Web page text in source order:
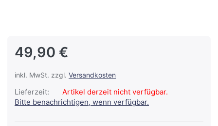
49,90 €
inkl. MwSt. zzgl. Versandkosten
Lieferzeit:
Artikel derzeit nicht verfügbar.
Bitte benachrichtigen, wenn verfügbar.